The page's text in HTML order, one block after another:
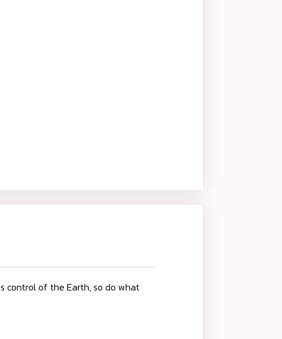
control of the Earth, so do what